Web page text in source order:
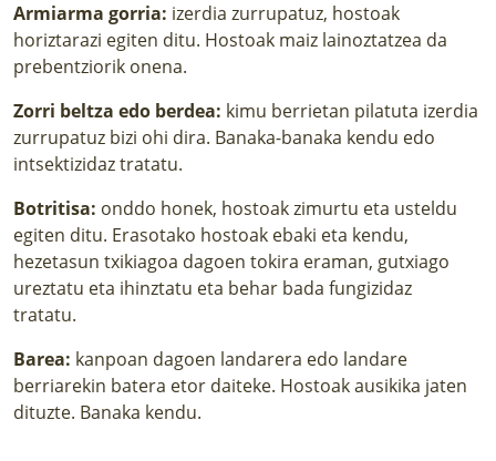
Armiarma gorria: izerdia zurrupatuz, hostoak
horiztarazi egiten ditu. Hostoak maiz lainoztatzea da
prebentziorik onena.
Zorri beltza edo berdea: kimu berrietan pilatuta izerdia
zurrupatuz bizi ohi dira. Banaka-banaka kendu edo
intsektizidaz tratatu.
Botritisa: onddo honek, hostoak zimurtu eta usteldu
egiten ditu. Erasotako hostoak ebaki eta kendu,
hezetasun txikiagoa dagoen tokira eraman, gutxiago
ureztatu eta ihinztatu eta behar bada fungizidaz
tratatu.
Barea: kanpoan dagoen landarera edo landare
berriarekin batera etor daiteke. Hostoak ausikika jaten
dituzte. Banaka kendu.